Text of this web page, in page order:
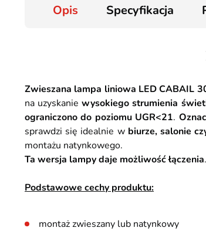
Opis Specyfikacja
Zwieszana lampa liniowa LED CABAIL
na uzyskaniewysokiego strumienia
ograniczono do poziomu UGR<21.
sprawdzi się idealnie w biurze, salonie
montażu natynkowego.
Ta wersja lampy daje możliwość łączenia
Podstawowe cechy produktu:
montaż zwieszany lub natynkowy